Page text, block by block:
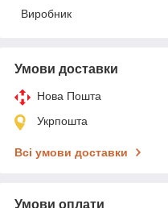
Виробник
Умови доставки
Нова Пошта
Укрпошта
Всі умови доставки
Умови оплати